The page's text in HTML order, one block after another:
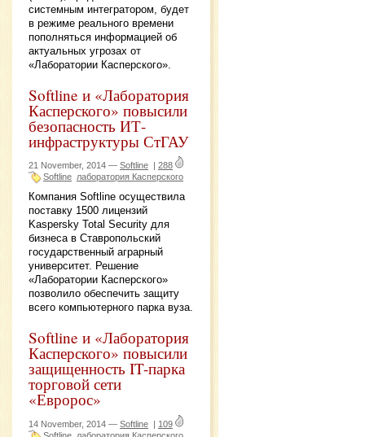
системным интегратором, будет
в режиме реального времени
пополняться информацией об
актуальных угрозах от
«Лаборатории Касперского».
Softline и «Лаборатория
Касперского» повысили
безопасность ИТ-
инфраструктуры СтГАУ
21 November, 2014 — Softline
288
Softline лаборатория Касперского
Компания Softline осуществила
поставку 1500 лицензий
Kaspersky Total Security для
бизнеса в Ставропольский
государственный аграрный
университет. Решение
«Лаборатории Касперского»
позволило обеспечить защиту
всего компьютерного парка вуза.
Softline и «Лаборатория
Касперского» повысили
защищенность IT-парка
торговой сети
«Евророс»
14 November, 2014 — Softline | 109